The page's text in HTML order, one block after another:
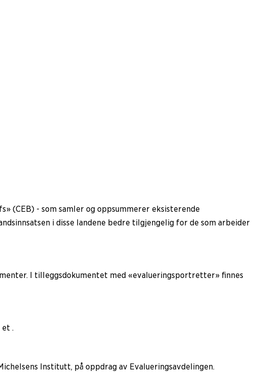
(CEB) - som samler og oppsummerer eksisterende
i disse landene bedre tilgjengelig for de som arbeider
I tilleggsdokumentet med «evalueringsportretter» finnes
et .
Institutt, på oppdrag av Evalueringsavdelingen.